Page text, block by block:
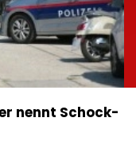
nennt Schock-